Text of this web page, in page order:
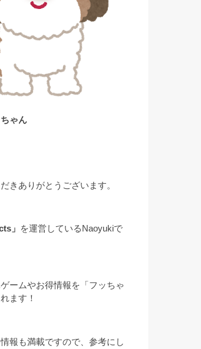
ゃん
きありがとうございます。
」
を運営しているNaoyukiで
ームやお得情報を「フッちゃ
ます！
報も満載ですので、参考にし